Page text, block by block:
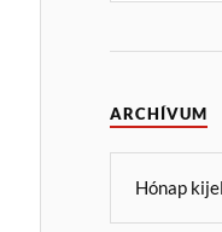
ARCHÍVUM